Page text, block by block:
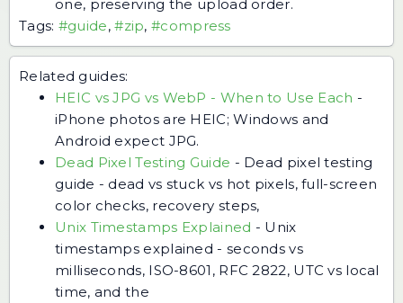
one, preserving the upload order.
Tags: #guide,#zip,#compress
Related guides:
HEIC vs JPG vs WebP - When to Use Each -
iPhone photos are HEIC; Windows and
Android expect JPG.
Dead Pixel Testing Guide - Dead pixel testing
guide - dead vs stuck vs hot pixels, full-screen
color checks, recovery steps,
Unix Timestamps Explained - Unix
timestamps explained - seconds vs
milliseconds, ISO-8601, RFC 2822, UTC vs local
time, and the